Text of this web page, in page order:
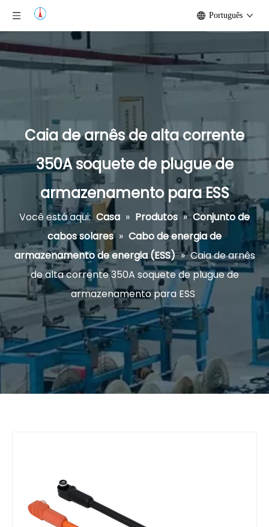
Português
Caia de arnês de alta corrente
350A soquete de plugue de
armazenamento para ESS
Você está aqui: Casa » Produtos » Conjunto de
cabos solares » Cabo de energia de
armazenamento de energia (ESS) » Caia de arnês
de alta corrente 350A soquete de plugue de
armazenamento para ESS